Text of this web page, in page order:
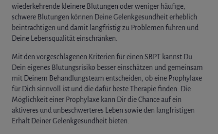
wiederkehrende kleinere Blutungen oder weniger häufige,
schwere Blutungen können Deine Gelenkgesundheit erheblich
beinträchtigen und damit langfristig zu Problemen führen und
Deine Lebensqualität einschränken.
Mit den vorgeschlagenen Kriterien für einen SBPT kannst Du
Dein eigenes Blutungsrisiko besser einschätzen und gemeinsam
mit Deinem Behandlungsteam entscheiden, ob eine Prophylaxe
für Dich sinnvoll ist und die dafür beste Therapie finden. Die
Möglichkeit einer Prophylaxe kann Dir die Chance auf ein
aktiveres und unbeschwerteres Leben sowie den langfristigen
Erhalt Deiner Gelenkgesundheit bieten.